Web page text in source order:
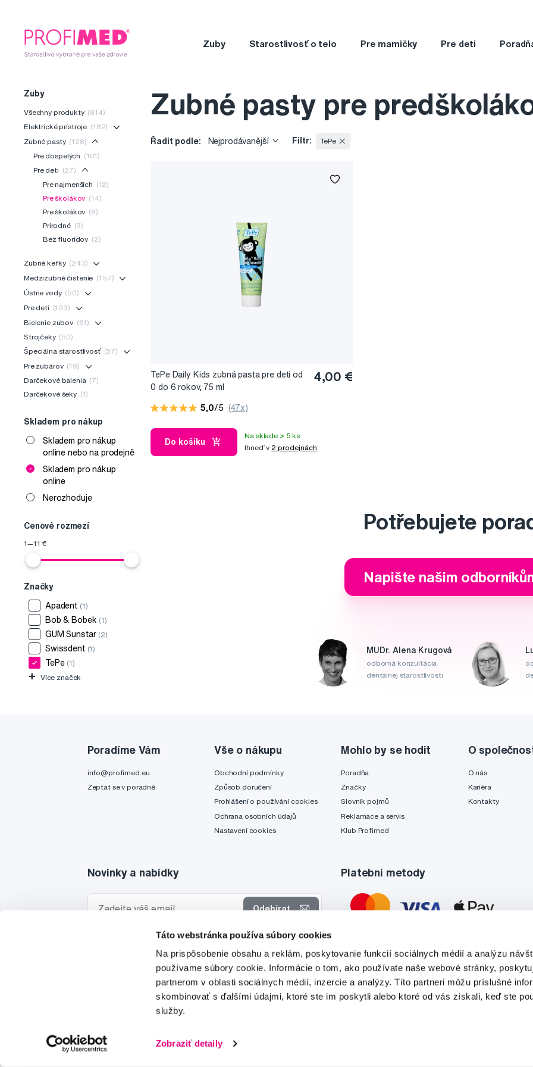
Táto webstránka používa súbory cookies
Na prispôsobenie obsahu a reklám, poskytovanie funkcií sociálnych médií a analýzu
používame súbory cookie. Informácie o tom, ako používate naše webové stránky,
partnerom v oblasti sociálnych médií, inzercie a analýzy. Títo partneri môžu príslušné
skombinovať s ďalšími údajmi, ktoré ste im poskytli alebo ktoré od vás získali, keď ste
služby.
Zobraziť detaily
Zuby Starostlivosť o telo Pre mamičky Pre deti
Zuby
Všechny produkty (814)
Elektrické prístroje (182)
Zubné pasty (128)
Pre dospelých (101)
Pre deti
(27)
Pre najmenších (12)
Pre školákov (14)
Pre školákov (8)
Prírodné (3)
Bez fluoridov (2)
Zubné kefky (243)
Medzizubné čistenie (157)
Ústne vody (50)
Pre deti
(103)
Bielenie zubov (61)
Strojčeky (50)
Špeciálna starostlivosť (57)
Pre zubárov (19)
Darčekové balenia (7)
Darčekové šeky (1)
Skladem pro nákup
Skladem pro nákup
online nebo na prodejně
Skladem pro nákup
online
Nerozhoduje
Cenové rozmezí
1—11 €
Značky
Apadent (1)
Bob & Bobek (1)
GUM Sunstar (2)
Swissdent (1)
TePe (1)
+ Více značek
Zubné pasty pre
Řadit podle: Nejprodávanější Filtr: TePe
TePe Daily Kids zubná pasta pre deti od
0 do 6 rokov, 75 ml
4,00 €
5,0/5 (47x)
Do košíku
Na sklade > 5 ks
Ihneď v 2 prodejnách
Potřebujete
Napište našim
MUDr. Alena Krugová
odborná konzultácia
dentálnej starostlivosti
Poradíme Vám
info@profimed.eu
Zeptat se v poradně
Vše o nákupu
Obchodní podmínky
Způsob doručení
Prohlášení o používání cookies
Ochrana osobních údajů
Nastavení cookies
Mohlo by se hodit
Poradňa
Značky
Slovník pojmů
Reklamace a servis
Klub Profimed
O
O nás
Kariéra
Kontakty
Novinky a nabídky
Odebírat
zpracováním osobních údajůpro tyto účely.
Platební metody